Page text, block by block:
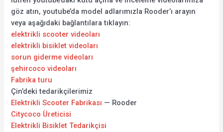
göz atın, youtube’da model adlarımızla Rooder’ı arayın
veya aşağıdaki bağlantılara tıklayın:
elektrikli scooter videoları
elektrikli bisiklet videoları
sorun giderme videoları
şehircoco videoları
Fabrika turu
Çin’deki tedarikçilerimiz
Elektrikli Scooter Fabrikası — Rooder
Citycoco Üreticisi
Elektrikli Bisiklet Tedarikçisi